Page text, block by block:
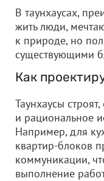
В таунхаусах,
жить люди,
к природе, но
существующими
Как
Таунхаусы
и рациональное
Например, для
квартир-блоков
коммуникации,
выполнение